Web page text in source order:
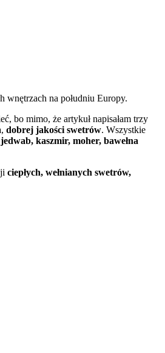
wnętrzach na południu Europy.
bo mimo, że artykuł napisałam trzy
, dobrej jakości swetrów. Wszystkie
jedwab, kaszmir, moher, bawełna
ciepłych, wełnianych swetrów,